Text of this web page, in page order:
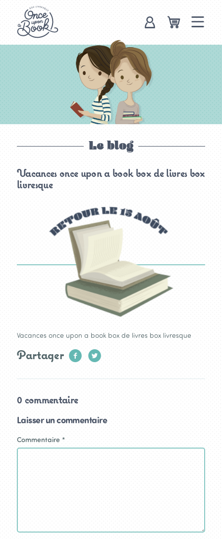
Le blog
Vacances once upon a book box de livres box
livresque
Vacances once upon a book box de livres box livresque
Partager
0 commentaire
Laisser un commentaire
Commentaire *